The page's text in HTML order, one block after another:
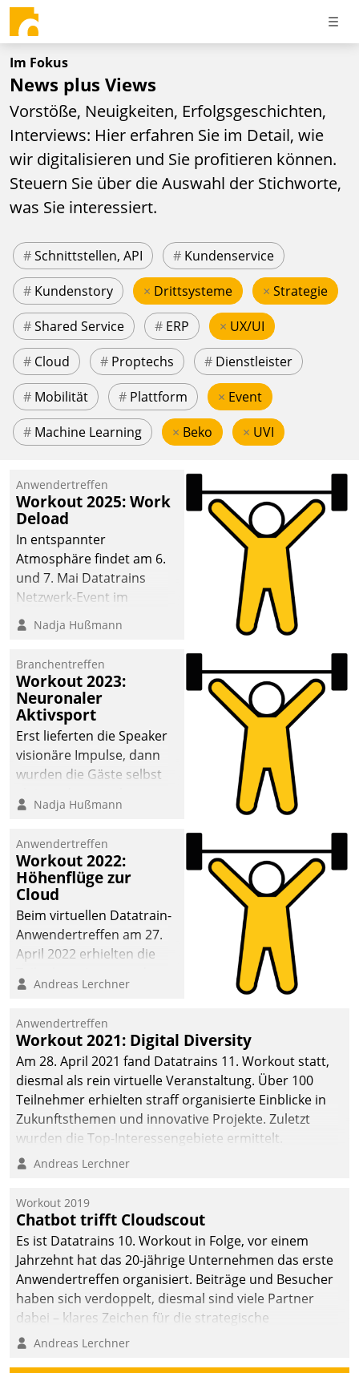
Im Fokus
News plus Views
Vorstöße, Neuigkeiten, Erfolgsgeschichten,
Interviews: Hier erfahren Sie im Detail, wie
wir digitalisieren und Sie profitieren können.
Steuern Sie über die Auswahl der Stichworte,
was Sie interessiert.
#Schnittstellen, API # Kundenservice
# Kundenstory × Drittsysteme × Strategie
#Shared Service # ERP × UX/UI
# Cloud # Proptechs # Dienstleister
# Mobilität # Plattform × Event
# Machine Learning × Beko × UVI
Anwendertreffen
Workout 2025: Work
Deload
In entspannter
Atmosphäre findet am 6.
und 7. Mai Datatrains
Netzwerk-Event im
Kunden- und Partnerkreis
statt. Zentrale Frage: Wie
Mammutprojekte
meistern und Workloads
wuppen – bei zunehmend
anspruchsvollen
Aufgaben und
abnehmendem
Nadja Hußmann
Branchentreffen
Workout 2023:
Neuronaler
Aktivsport
Erst lieferten die Speaker
visionäre Impulse, dann
wurden die Gäste selbst
methodisch
Quartier. Dazwischen
zeigte Datatrain, was es
Neues zu bieten hat.
Nadja Hußmann
Anwendertreffen
Workout 2022:
Höhenflüge zur
Cloud
Beim virtuellen Datatrain-
Anwendertreffen am 27.
April 2022 erhielten die
Teilnehmer kurzweilige
Cloud-Strategien und -
Lösungen mit hohem
Zukunftspotenzial.
Andreas Lerchner
Anwendertreffen
Workout 2021: Digital Diversity
Am 28. April 2021 fand Datatrains 11. Workout statt,
diesmal als rein virtuelle Veranstaltung. Über 100
Teilnehmer erhielten straff organisierte Einblicke in
Zukunftsthemen und innovative Projekte. Zuletzt
wurden die Top-Interessengebiete ermittelt.
Andreas Lerchner
Workout 2019
Chatbot trifft Cloudscout
Es ist Datatrains 10. Workout in Folge, vor einem
Jahrzehnt hat das 20-jährige Unternehmen das erste
Anwendertreffen organisiert. Beiträge und Besucher
haben sich verdoppelt, diesmal sind viele Partner
dabei – klares Zeichen für die strategische
Fokussierung auf den Kunden.
Andreas Lerchner